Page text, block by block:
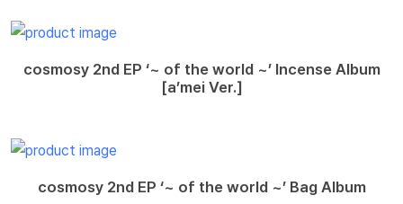
cosmosy 2nd EP ‘~ of the world ~’ Incense Album
[a’mei Ver.]
cosmosy 2nd EP ‘~ of the world ~’ Bag Album